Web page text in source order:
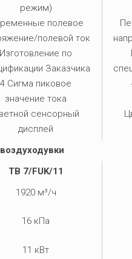
режим)
полевое
полевой ток
Изготовление по
Заказчика
4 Сигма пиковое
значение тока
сенсорный
дисплей
TB 7/FUK/11
1920 м³/ч
16 кПа
11 кВт